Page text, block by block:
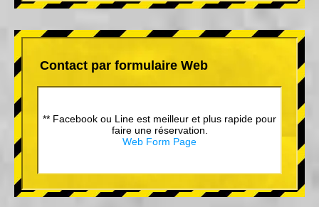
Contact par formulaire Web
** Facebook ou Line est meilleur et plus rapide pour
faire une réservation.
Web Form Page